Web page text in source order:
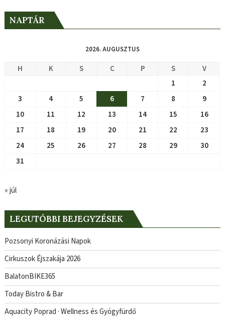
NAPTÁR
2026. AUGUSZTUS
H K S C P S
V
1
2
3
4 5 6 7 8
9
10
11 12 13 14 15
16
17
18 19 20 21 22
23
24
25 26 27 28 29
30
31
« júl
LEGUTÓBBI BEJEGYZÉSEK
Pozsonyi Koronázási Napok
Cirkuszok Éjszakája 2026
BalatonBIKE365
Today Bistro & Bar
Aquacity Poprad · Wellness és Gyógyfürdő